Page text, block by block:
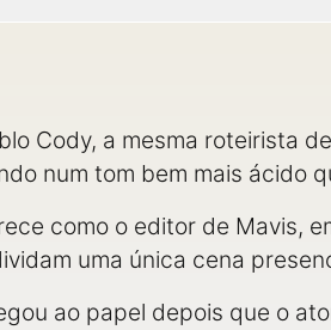
Cody, a mesma roteirista
num tom bem mais ácido
como o editor de Mavis,
uma única cena
ao papel depois que o